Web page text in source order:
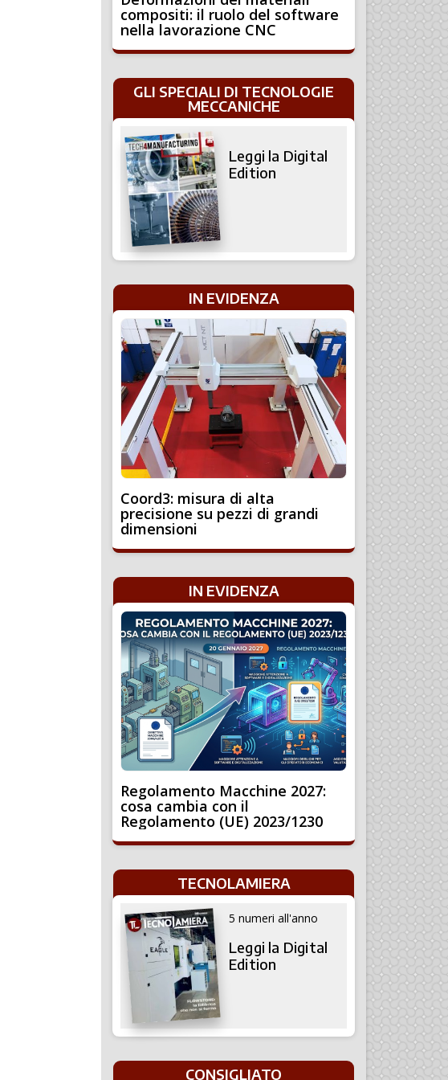
compositi: il ruolo del software
nella lavorazione CNC
GLI SPECIALI DI TECNOLOGIE
MECCANICHE
Leggi la Digital
Edition
IN EVIDENZA
Coord3: misura di alta
precisione su pezzi di grandi
dimensioni
IN EVIDENZA
Regolamento Macchine 2027:
cosa cambia con il
Regolamento (UE) 2023/1230
TECNOLAMIERA
5 numeri all'anno
Leggi la Digital
Edition
CONSIGLIATO